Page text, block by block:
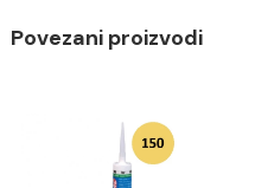
vazduha, kada
preostalom
Nanošenje:
Potrošnja: 1,3 kg/
Pakovanje: 7,5 kg